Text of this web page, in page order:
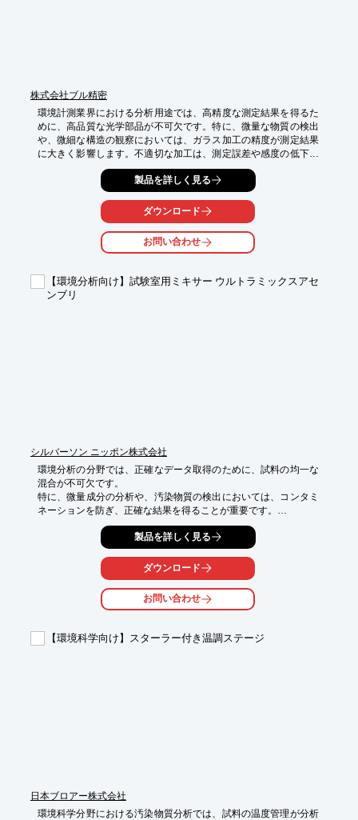
株式会社ブル精密
環境計測業界における分析用途では、高精度な測定結果を得るた
めに、高品質な光学部品が不可欠です。特に、微量な物質の検出
や、微細な構造の観察においては、ガラス加工の精度が測定結果
に大きく影響します。不適切な加工は、測定誤差や感度の低下を
引き起こし、正確な分析を妨げる可能性があります。当社では、
お客様のニーズに合わせた精密微細加工を提供し、分析の信頼性
向上に貢献します。
【活用シーン】
・環境中の微量成分分析
・大気汚染物質の測定
・光学センサー
【導入の効果】
製品を詳しく見る
ダウンロード
お問い合わせ
【環境分析向け】試験室用ミキサー ウルトラミックスアセ
ンブリ
シルバーソン ニッポン株式会社
環境分析の分野では、正確なデータ取得のために、試料の均一な
混合が不可欠です。
特に、微量成分の分析や、汚染物質の検出においては、コンタミ
ネーションを防ぎ、正確な結果を得ることが重要です。
不適切な撹拌は、分析結果の信頼性を損なう可能性があります。
試験室用ミキサー ウルトラミックスアセンブリは、
開口部の小さな容器内でも強力に撹拌し、最大12Lの溶液撹拌能
力を発揮します。
・環境試料の混合
・水質検査
製品を詳しく見る
ダウンロード
お問い合わせ
【環境科学向け】スターラー付き温調ステージ
日本ブロアー株式会社
環境科学分野における汚染物質分析では、試料の温度管理が分析